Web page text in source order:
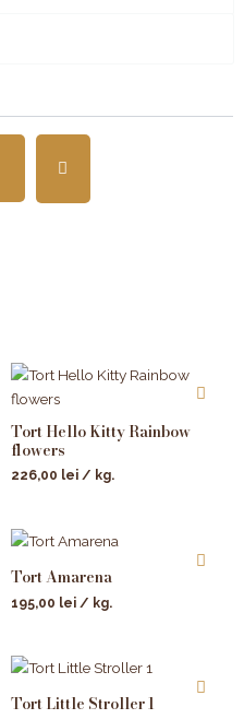
Tort Hello Kitty Rainbow
flowers
226,00 lei / kg.
Tort Amarena
195,00 lei / kg.
Tort Little Stroller 1